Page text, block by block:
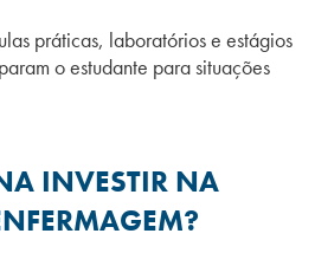
práticas, laboratórios e estágios
o estudante para situações
INVESTIR NA